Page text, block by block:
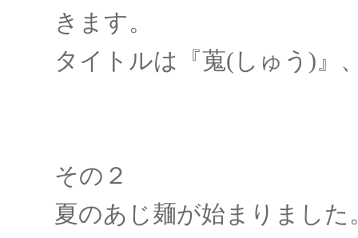
きます。
タイトルは『蒐(しゅう)』
その２
夏のあじ麺が始まりました